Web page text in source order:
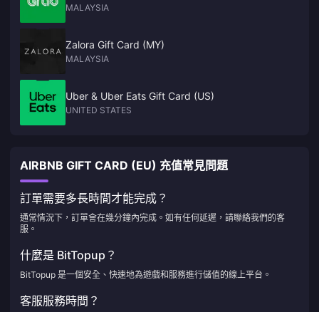
MALAYSIA
Zalora Gift Card (MY)
MALAYSIA
Uber & Uber Eats Gift Card (US)
UNITED STATES
AIRBNB GIFT CARD (EU) 充值常見問題
訂單需要多長時間才能完成？
通常情況下，訂單會在幾分鐘內完成。如有任何延遲，請聯絡我們的客
服。
什麼是 BitTopup？
BitTopup 是一個安全、快速地為遊戲和服務進行儲值的線上平台。
客服服務時間？